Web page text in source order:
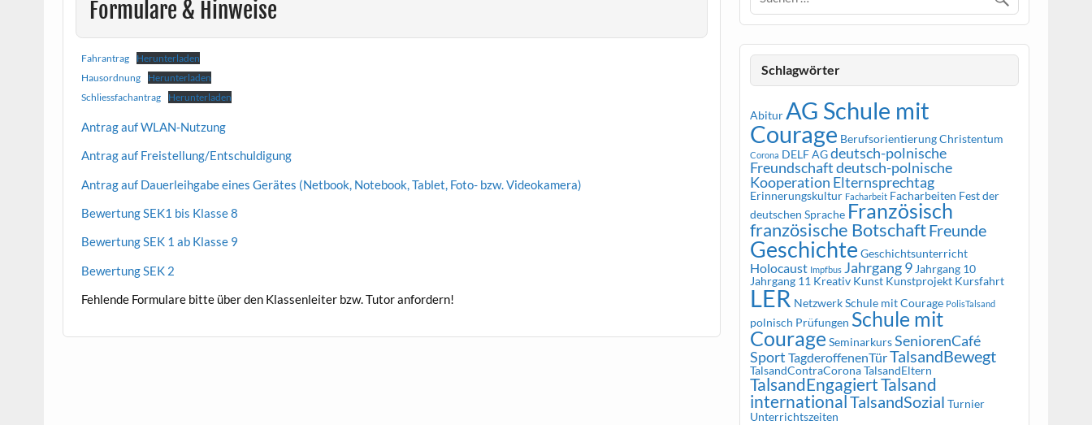
Formulare & Hinweise
Fahrantrag
Herunterladen
Hausordnung
Herunterladen
Schliessfachantrag
Herunterladen
Antrag auf WLAN-Nutzung
Antrag auf Freistellung/Entschuldigung
Antrag auf Dauerleihgabe eines Gerätes (Netbook, Notebook, Tablet, Foto- bzw. Videokamera)
Bewertung SEK1 bis Klasse 8
Bewertung SEK 1 ab Klasse 9
Bewertung SEK 2
Fehlende Formulare bitte über den Klassenleiter bzw. Tutor anfordern!
Schlagwörter
AbiturAG Schule mit
Courage BerufsorientierungChristentum
Corona DELF AGdeutsch-polnische
Freundschaftdeutsch-polnische
Kooperation Elternsprechtag
Erinnerungskultur Facharbeit Facharbeiten Fest der
deutschen Sprache Französisch
französische BotschaftFreunde
Geschichte Geschichtsunterricht
Holocaust Impfbus Jahrgang 9 Jahrgang 10
Jahrgang 11 Kreativ Kunst Kunstprojekt Kursfahrt
LER Netzwerk Schule mit Courage PolisTalsand
polnisch Prüfungen Schule mit
Courage SeminarkursSeniorenCafé
Sport TagderoffenenTürTalsandBewegt
TalsandContraCoronaTalsandEltern
TalsandEngagiertTalsand
internationalTalsandSozial Turnier
Unterrichtszeiten